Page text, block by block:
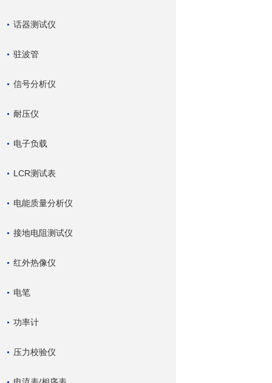
话器测试仪
驻波管
信号分析仪
耐压仪
电子负载
LCR测试表
电能质量分析仪
接地电阻测试仪
红外热像仪
电笔
功率计
压力校验仪